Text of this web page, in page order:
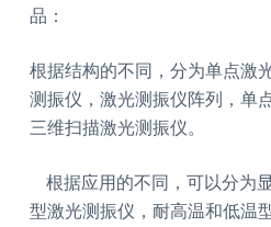
品：
根据结构的不同，分为单点激
测振仪，激光测振仪阵列，单
三维扫描激光测振仪。
根据应用的不同，可以分为
型激光测振仪，耐高温和低温